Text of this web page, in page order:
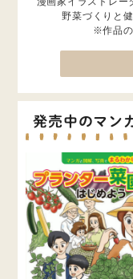
野菜づくりと
※作品の
発売中のマン